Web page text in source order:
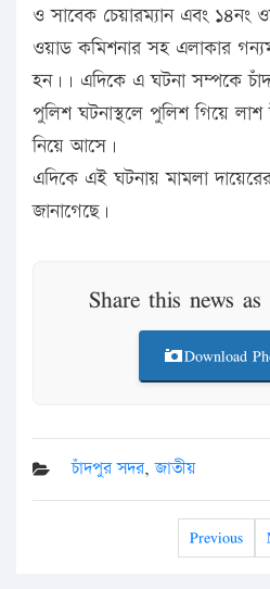
ও সাবেক চেয়ারম্যান এবং ১৪নং
ওয়াড কমিশনার সহ এলাকার
হন।। এদিকে এ ঘটনা সম্পকে
পুলিশ ঘটনাস্থলে পুলিশ গিয়ে
নিয়ে আসে।
এদিকে এই ঘটনায় মামলা
জানাগেছে।
Share this news
Download
চাঁদপুর সদর,জাতীয়
Previous